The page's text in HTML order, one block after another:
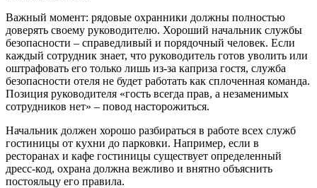
Важный момент: рядовые охранники должны полностью
доверять своему руководителю. Хороший начальник службы
безопасности – справедливый и порядочный человек. Если
каждый сотрудник знает, что руководитель готов уволить или
оштрафовать его только лишь из-за каприза гостя, служба
безопасности отеля не будет работать как сплоченная команда.
Позиция руководителя «гость всегда прав, а незаменимых
сотрудников нет» – повод насторожиться.
Начальник должен хорошо разбираться в работе всех служб
гостиницы от кухни до парковки. Например, если в
ресторанах и кафе гостиницы существует определенный
дресс-код, охрана должна вежливо и внятно объяснить
постояльцу его правила.